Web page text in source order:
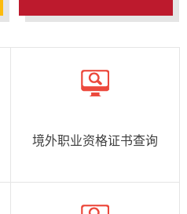
境外职业资格证书查询
立即查询